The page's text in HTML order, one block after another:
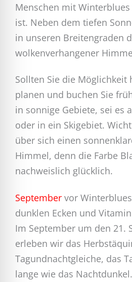
Menschen mit
ist. Neben dem tiefen
in unseren Breitengraden
wolkenverhangener
Sollten Sie die Möglichkeit
planen und buchen Sie
in sonnige Gebiete, sei es
oder in ein Skigebiet.
über sich einen
Himmel, denn die Farbe
nachweislich glücklich.
September vor
dunklen Ecken und
Im September um den 21.
erleben wir das
Tagundnachtgleiche, das
lange wie das